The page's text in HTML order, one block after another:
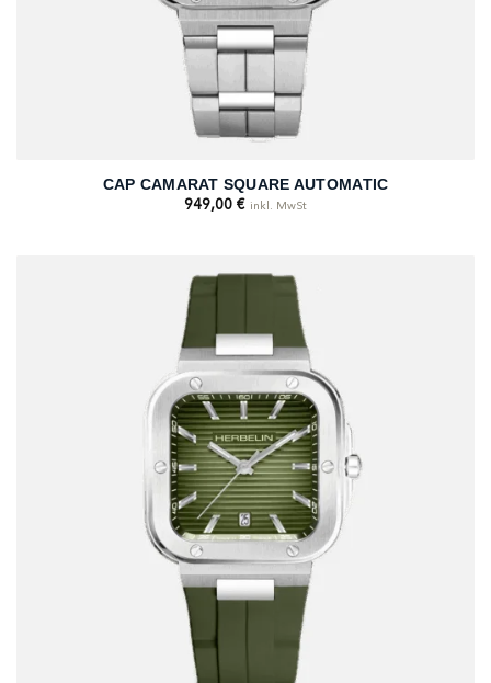
CAP CAMARAT SQUARE AUTOMATIC
949,00 € inkl. MwSt